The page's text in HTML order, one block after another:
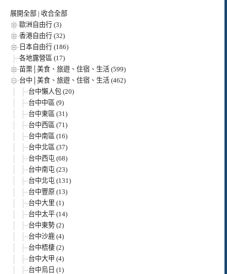
展開全部 | 收合全部
歐洲自由行 (3)
香港自由行 (32)
日本自由行 (186)
各地露營區 (17)
苗栗│美食、旅遊、住宿、生活 (599)
台中│美食、旅遊、住宿、生活 (462)
台中懶人包 (20)
台中中區 (9)
台中東區 (31)
台中西區 (71)
台中南區 (16)
台中北區 (37)
台中西屯 (68)
台中南屯 (23)
台中北屯 (131)
台中豐原 (13)
台中大里 (1)
台中太平 (14)
台中東勢 (2)
台中沙鹿 (4)
台中梧棲 (2)
台中大甲 (4)
台中烏日 (1)